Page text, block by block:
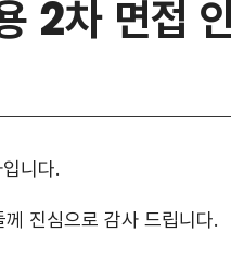
2차 면접
니다.
진심으로 감사 드립니다.